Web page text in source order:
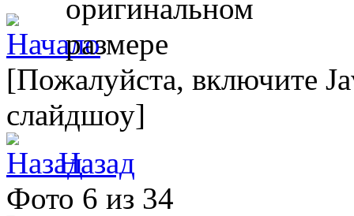
[Пожалуйста, включите
слайдшоу]
Назад
Фото 6 из 34